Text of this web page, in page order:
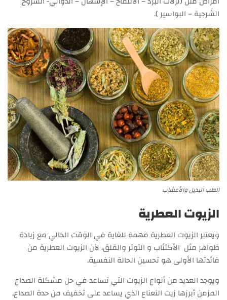
الشرجية – البواسير ).
الطب البديل والأعشاب
الزيوت العطرية
ويعتبر الزيوت العطرية مهمة للغاية في الوقت الحالي مع زيادة
ظواهر مثل الأكتئاب و التوتر والقلق، لآن الزيوت العطرية من
فائدتها الأولى هو تحسين الحالة النفسية.
ويوجد العديد من أنواع الزيوت التي تساعد في حل مشكلة الصداع
المزمن أبرزها زيت النعناع الذي يساعد على تخفيف من حدة الصداع,